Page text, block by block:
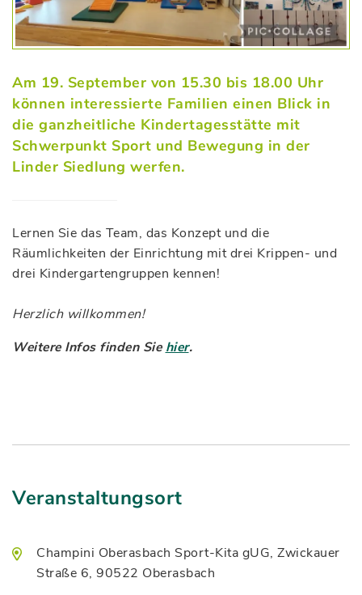
Am 19. September von 15.30 bis 18.00 Uhr
können interessierte Familien einen Blick in
die ganzheitliche Kindertagesstätte mit
Schwerpunkt Sport und Bewegung in der
Linder Siedlung werfen.
Lernen Sie das Team, das Konzept und die
Räumlichkeiten der Einrichtung mit drei Krippen- und
drei Kindergartengruppen kennen!
Herzlich willkommen!
Weitere Infos finden Sie hier.
Veranstaltungsort
Champini Oberasbach Sport-Kita gUG, Zwickauer
Straße 6, 90522 Oberasbach